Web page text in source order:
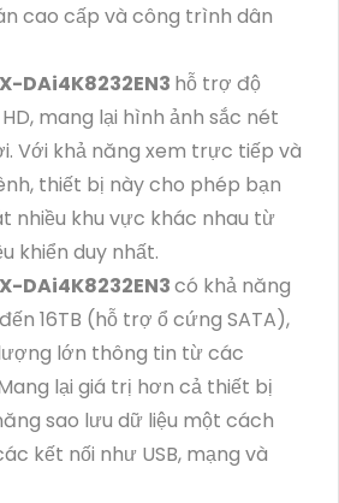
cao cấp và công trình dân
DAi4K8232EN3 hỗ trợ độ
mang lại hình ảnh sắc nét
Với khả năng xem trực tiếp và
thiết bị này cho phép bạn
nhiều khu vực khác nhau từ
khiển duy nhất.
DAi4K8232EN3có khả năng
16TB (hỗ trợ ổ cứng SATA),
lớn thông tin từ các
lại giá trị hơn cả thiết bị
sao lưu dữ liệu một cách
kết nối như USB, mạng và